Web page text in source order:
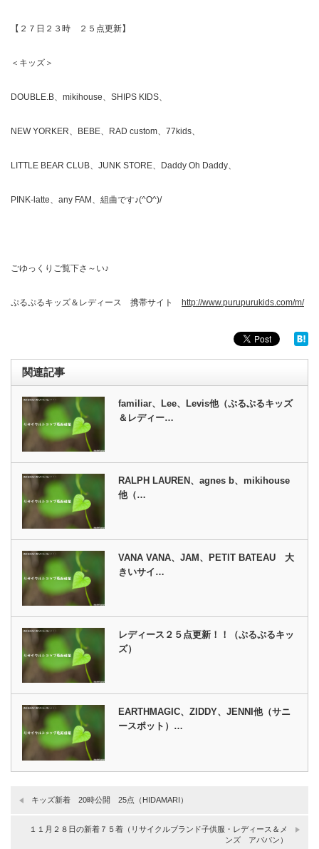
【２７日２３時 ２５点更新】
＜キッズ＞
DOUBLE.B、mikihouse、SHIPS KIDS、
NEW YORKER、BEBE、RAD custom、77kids、
LITTLE BEAR CLUB、JUNK STORE、Daddy Oh Daddy、
PINK-latte、any FAM、組曲です♪(^O^)/
ごゆっくりご覧下さ～い♪
ぷるぷるキッズ＆レディース 携帯サイト http://www.purupurukids.com/m/
関連記事
familiar、Lee、Levis他（ぷるぷるキッズ
＆レディー…
RALPH LAUREN、agnes b、mikihouse
他（…
VANA VANA、JAM、PETIT BATEAU 大
きいサイ…
レディース２５点更新！！（ぷるぷるキッ
ズ）
EARTHMAGIC、ZIDDY、JENNI他（サニ
ースポット）…
キッズ新着 20時公開 25点（HIDAMARI）
１１月２８日の新着７５着（リサイクルブランド子供服・レディース＆メ
ンズ アババン）